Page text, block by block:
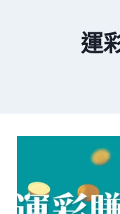
運